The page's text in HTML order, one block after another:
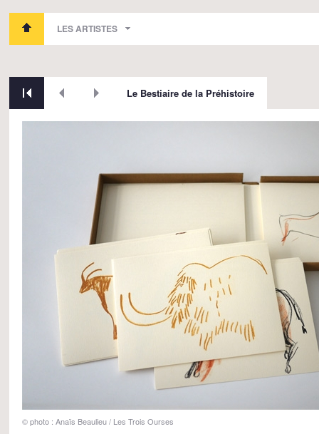
LES ARTISTES
Le Bestiaire de la Préhistoire
© photo : Anaïs Beaulieu / Les Trois Ourses